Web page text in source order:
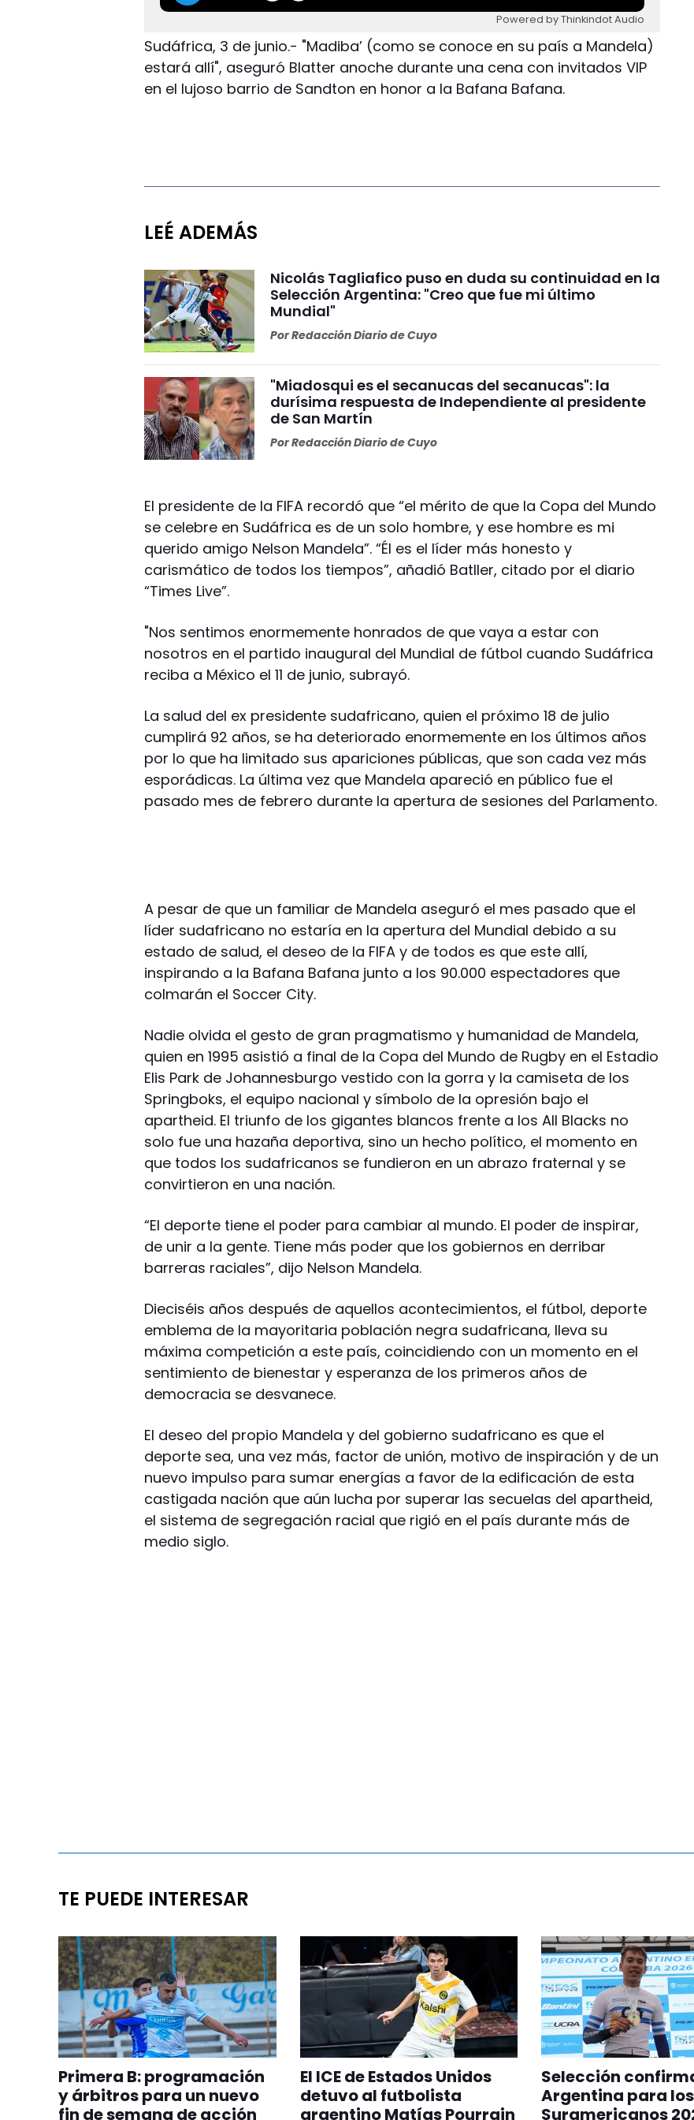
Powered by Thinkindot Audio
Sudáfrica, 3 de junio.- "Madiba’ (como se conoce en su país a Mandela)
estará allí", aseguró Blatter anoche durante una cena con invitados VIP
en el lujoso barrio de Sandton en honor a la Bafana Bafana.
LEÉ ADEMÁS
Nicolás Tagliafico puso en duda su continuidad en la
Selección Argentina: "Creo que fue mi último
Mundial"
PorRedacción Diario de Cuyo
"Miadosqui es el secanucas del secanucas": la
durísima respuesta de Independiente al presidente
de San Martín
PorRedacción Diario de Cuyo
El presidente de la FIFA recordó que “el mérito de que la Copa del Mundo
se celebre en Sudáfrica es de un solo hombre, y ese hombre es mi
querido amigo Nelson Mandela”. “Él es el líder más honesto y
carismático de todos los tiempos”, añadió Batller, citado por el diario
“Times Live”.
"Nos sentimos enormemente honrados de que vaya a estar con
nosotros en el partido inaugural del Mundial de fútbol cuando Sudáfrica
reciba a México el 11 de junio, subrayó.
La salud del ex presidente sudafricano, quien el próximo 18 de julio
cumplirá 92 años, se ha deteriorado enormemente en los últimos años
por lo que ha limitado sus apariciones públicas, que son cada vez más
esporádicas. La última vez que Mandela apareció en público fue el
pasado mes de febrero durante la apertura de sesiones del Parlamento.
A pesar de que un familiar de Mandela aseguró el mes pasado que el
líder sudafricano no estaría en la apertura del Mundial debido a su
estado de salud, el deseo de la FIFA y de todos es que este allí,
inspirando a la Bafana Bafana junto a los 90.000 espectadores que
colmarán el Soccer City.
Nadie olvida el gesto de gran pragmatismo y humanidad de Mandela,
quien en 1995 asistió a final de la Copa del Mundo de Rugby en el Estadio
Elis Park de Johannesburgo vestido con la gorra y la camiseta de los
Springboks, el equipo nacional y símbolo de la opresión bajo el
apartheid. El triunfo de los gigantes blancos frente a los All Blacks no
solo fue una hazaña deportiva, sino un hecho político, el momento en
que todos los sudafricanos se fundieron en un abrazo fraternal y se
convirtieron en una nación.
“El deporte tiene el poder para cambiar al mundo. El poder de inspirar,
de unir a la gente. Tiene más poder que los gobiernos en derribar
barreras raciales”, dijo Nelson Mandela.
Dieciséis años después de aquellos acontecimientos, el fútbol, deporte
emblema de la mayoritaria población negra sudafricana, lleva su
máxima competición a este país, coincidiendo con un momento en el
sentimiento de bienestar y esperanza de los primeros años de
democracia se desvanece.
El deseo del propio Mandela y del gobierno sudafricano es que el
deporte sea, una vez más, factor de unión, motivo de inspiración y de un
nuevo impulso para sumar energías a favor de la edificación de esta
castigada nación que aún lucha por superar las secuelas del apartheid,
el sistema de segregación racial que rigió en el país durante más de
medio siglo.
TE PUEDE INTERESAR
Primera B: programación
y árbitros para un nuevo
fin de semana de acción
El ICE de Estados Unidos
detuvo al futbolista
argentino Matías Pourrain
Selección
Argentina para
Suramericanos